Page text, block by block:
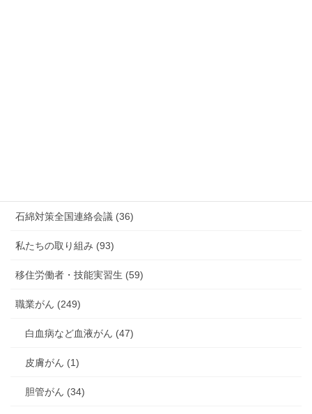
石綿対策全国連絡会議 (36)
私たちの取り組み (93)
移住労働者・技能実習生 (59)
職業がん (249)
白血病など血液がん (47)
皮膚がん (1)
胆管がん (34)